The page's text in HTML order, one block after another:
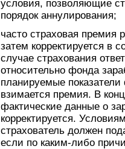
условия, позволяющие
порядок аннулирования;
часто страховая премия
затем корректируется в
случае страхования
относительно фонда
планируемые
взимается премия. В
фактические данные о
корректируется.
страхователь должен
если по каким-либо